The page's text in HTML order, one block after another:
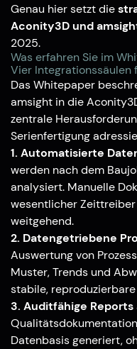
Genau hier setzt die
Aconity3D und
2025.
Was erfahren Sie im
Vier
Das Whitepaper
amsight in die
zentrale
Serienfertigung
1. Automatisierte
werden nach dem
analysiert. Manuelle
wesentlicher
weitgehend.
2. Datengetriebene
Auswertung von
Muster, Trends und
stabile, reproduzierbare
3. Auditfähige
Datenbasis generiert,